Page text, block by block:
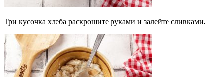
Три кусочка хлеба раскрошите руками и залейте сливками.